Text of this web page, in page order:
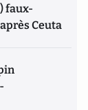
faux-
Ceuta